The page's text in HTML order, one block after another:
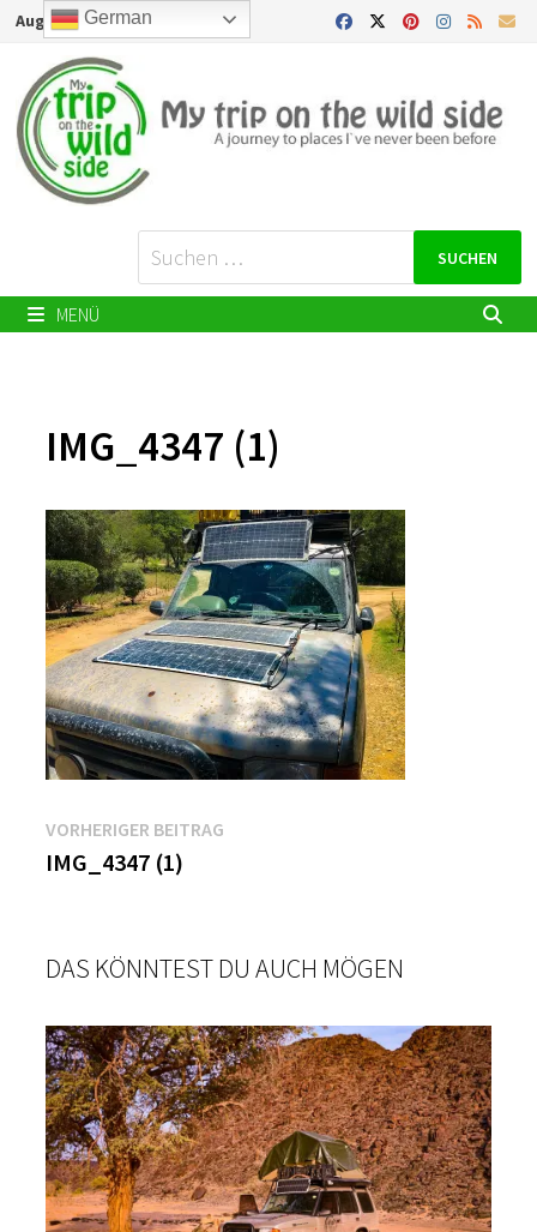
Zurück
Inhalt
August 7, 2026
Suchen
nach:
MENÜ
IMG_4347 (1)
Beitragsnavigation
VORHERIGER BEITRAG
IMG_4347 (1)
DAS KÖNNTEST DU AUCH MÖGEN
German